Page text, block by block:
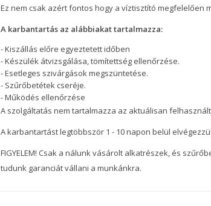
Ez nem csak azért fontos hogy a víztisztító
A karbantartás az alábbiakat tartalmazza:
- Kiszállás előre egyeztetett időben
- Készülék átvizsgálása, tömítettség ellenőrzése.
- Esetleges szivárgások megszüntetése.
- Szűrőbetétek cseréje.
- Működés ellenőrzése
A szolgáltatás nem tartalmazza az aktuálisan
A karbantartást legtöbbször 1 - 10 napon belül
FIGYELEM! Csak a nálunk vásárolt alkatrészek, és
tudunk garanciát vállani a munkánkra.